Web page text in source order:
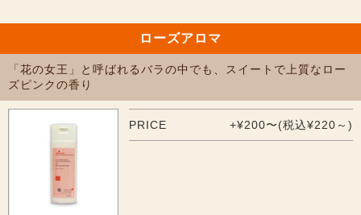
ローズアロマ
「花の女王」と呼ばれるバラの中でも、スイートで上質なロー
ズピンクの香り
PRICE +¥200〜(税込¥220～)